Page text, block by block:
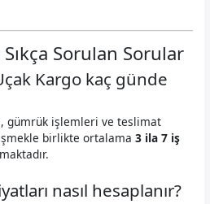
Sorulan Sorular
Kargo kaç günde
gümrük işlemleri ve teslimat
birlikte ortalama3 ila 7 iş
nasıl hesaplanır?